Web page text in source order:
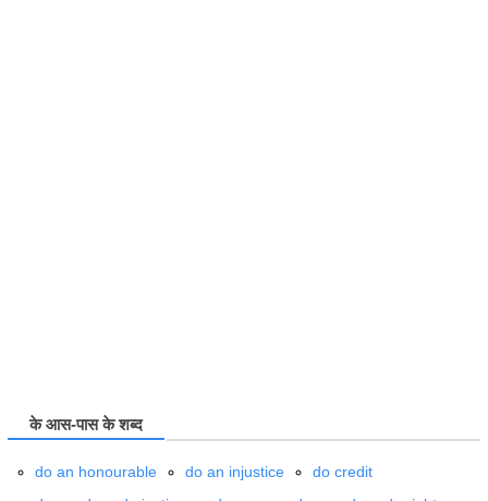
के आस-पास के शब्द
do an honourable do an injustice do credit